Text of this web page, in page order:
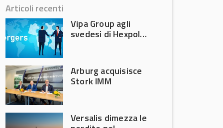
Articoli recenti
Vipa Group agli
svedesi di Hexpol
Arburg acquisisce
Stork IMM
Versalis dimezza le